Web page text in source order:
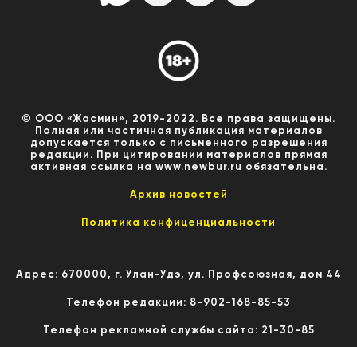
© ООО «Жасмин», 2019-2022. Все права защищены.
Полная или частичная публикация материалов
допускается только с письменного разрешения
редакции. При цитировании материалов прямая
активная ссылка на www.newbur.ru обязательна.
Архив новостей
Политика конфиценциальности
Адрес: 670000, г. Улан-Удэ, ул. Профсоюзная, дом 44
Телефон редакции: 8-902-168-85-53
Телефон рекламной службы сайта: 21-30-85